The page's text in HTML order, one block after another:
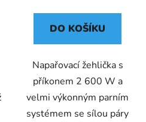
DO KOŠÍKU
Napařovací žehlička s
příkonem 2 600 W a
velmi výkonným parním
systémem se sílou páry